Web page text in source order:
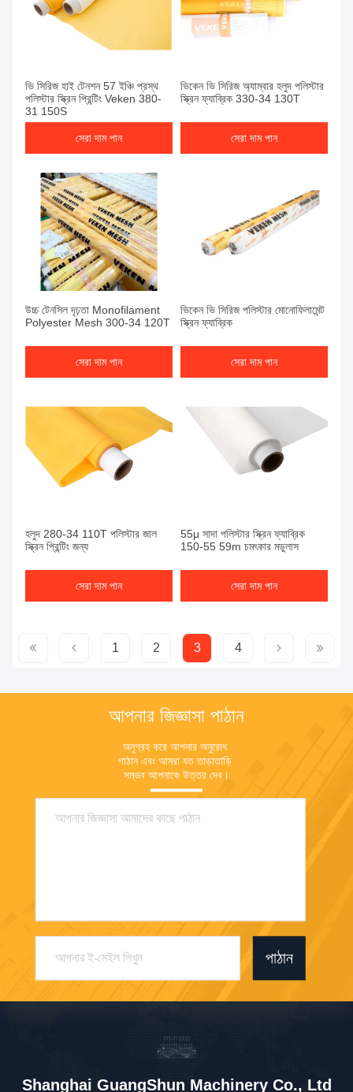
ভি সিরিজ হাই টেনশন 57 ইঞ্চি প্রস্থ
পলিস্টার স্ক্রিন প্রিন্টিং Veken 380-
31 150S
সেরা দাম পান
ভিকেন ভি সিরিজ অ্যাম্বার হলুদ পলিস্টার
স্ক্রিন ফ্যাব্রিক 330-34 130T
সেরা দাম পান
উচ্চ টেনসিল দৃঢ়তা Monofilament
Polyester Mesh 300-34 120T
সেরা দাম পান
ভিকেন ভি সিরিজ পলিস্টার মোনোফিলামেন্ট
স্ক্রিন ফ্যাব্রিক
সেরা দাম পান
হলুদ 280-34 110T পলিস্টার জাল
স্ক্রিন প্রিন্টিং জন্য
সেরা দাম পান
55μ সাদা পলিস্টার স্ক্রিন ফ্যাব্রিক
150-55 59m চমৎকার মডুলাস
সেরা দাম পান
1 2 3 4
আপনার জিজ্ঞাসা পাঠান
অনুগ্রহ করে আপনার অনুরোধ
পাঠান এবং আমরা যত তাড়াতাড়ি
সম্ভব আপনাকে উত্তর দেব।
পাঠান
Shanghai GuangShun Machinery Co., Ltd